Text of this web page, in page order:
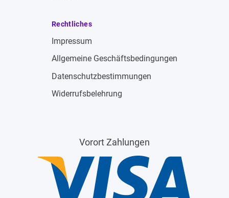
Rechtliches
Impressum
Allgemeine Geschäftsbedingungen
Datenschutzbestimmungen
Widerrufsbelehrung
Vorort Zahlungen